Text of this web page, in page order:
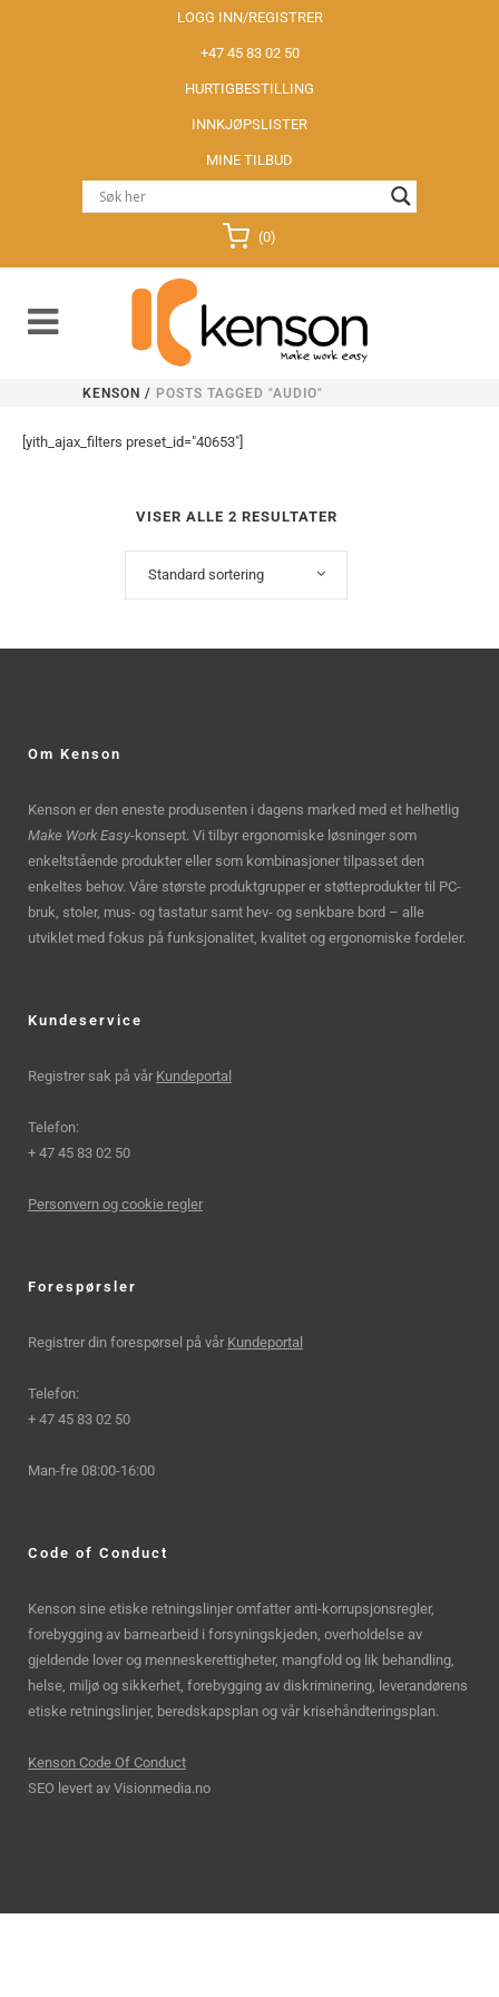
LOGG INN/REGISTRER
+47 45 83 02 50
HURTIGBESTILLING
INNKJØPSLISTER
MINE TILBUD
(0)
KENSON / POSTS TAGGED "AUDIO"
[yith_ajax_filters preset_id="40653"]
VISER ALLE 2 RESULTATER
Standard sortering
Om Kenson
Kenson er den eneste produsenten i dagens marked med et helhetlig
Make Work Easy-konsept. Vi tilbyr ergonomiske løsninger som
enkeltstående produkter eller som kombinasjoner tilpasset den
enkeltes behov. Våre største produktgrupper er støtteprodukter til PC-
bruk, stoler, mus- og tastatur samt hev- og senkbare bord – alle
utviklet med fokus på funksjonalitet, kvalitet og ergonomiske fordeler.
Kundeservice
Registrer sak på vår Kundeportal
Telefon:
+ 47 45 83 02 50
Personvern og cookie regler
Forespørsler
Registrer din forespørsel på vår Kundeportal
Telefon:
+ 47 45 83 02 50
Man-fre 08:00-16:00
Code of Conduct
Kenson sine etiske retningslinjer omfatter anti-korrupsjonsregler,
forebygging av barnearbeid i forsyningskjeden, overholdelse av
gjeldende lover og menneskerettigheter, mangfold og lik behandling,
helse, miljø og sikkerhet, forebygging av diskriminering, leverandørens
etiske retningslinjer, beredskapsplan og vår krisehåndteringsplan.
Kenson Code Of Conduct
SEO levert av Visionmedia.no